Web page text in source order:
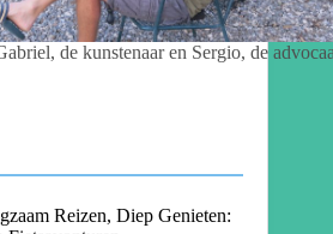
de kunstenaar en Sergio, de
Reizen, Diep Genieten: